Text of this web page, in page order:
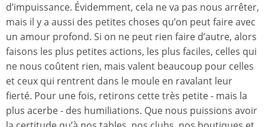
d’impuissance. Évidemment, cela ne va pas nous arrêter,
mais il y a aussi des petites choses qu’on peut faire avec
un amour profond. Si on ne peut rien faire d’autre, alors
faisons les plus petites actions, les plus faciles, celles qui
ne nous coûtent rien, mais valent beaucoup pour celles
et ceux qui rentrent dans le moule en ravalant leur
fierté. Pour une fois, retirons cette très petite - mais la
plus acerbe - des humiliations. Que nous puissions avoir